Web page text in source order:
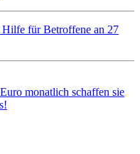
Hilfe für Betroffene an 27
monatlich schaffen sie